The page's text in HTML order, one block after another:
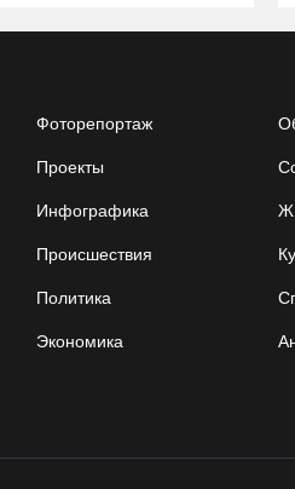
Фоторепортаж
Проекты
Инфографика
Происшествия
Политика
Экономика